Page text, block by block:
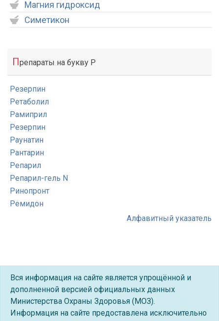
Магния гидроксид
Симетикон
Препараты на букву Р
Резерпин
Ретаболил
Рамиприл
Резерпин
Раунатин
Рантарин
Репарил
Репарил-гель N
Ринопронт
Ремидон
Алфавитный указатель
Вся информация на сайте является упрощённой и
дополненной версией официальных данных
Министерства Охраны Здоровья (МОЗ).
Информация на сайте предоставлена исключительно